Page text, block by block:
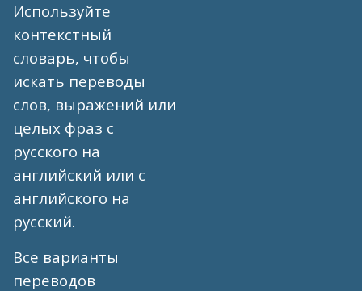
Используйте
контекстный
словарь, чтобы
искать переводы
слов, выражений или
целых фраз с
русского на
английский или с
английского на
русский.
Все варианты
переводов